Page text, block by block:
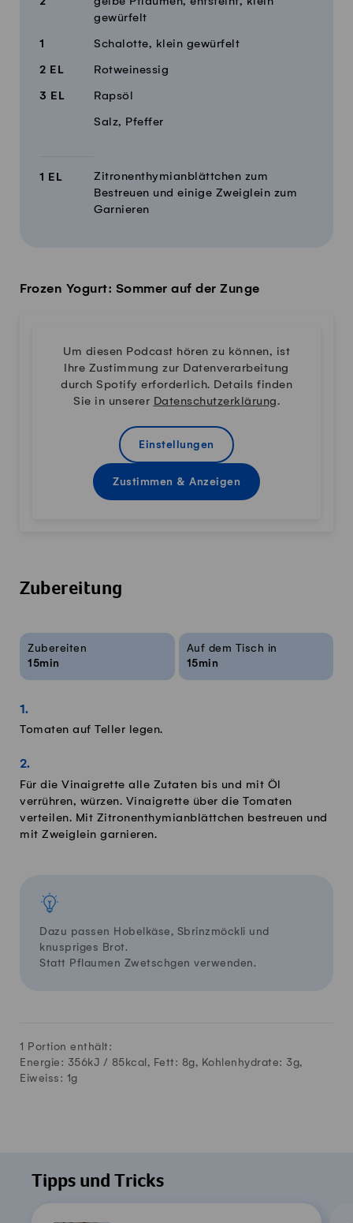
gewürfelt
1 Schalotte, klein gewürfelt
2 EL Rotweinessig
3 EL Rapsöl
Salz, Pfeffer
1 EL
Zitronenthymianblättchen zum
Bestreuen und einige Zweiglein zum
Garnieren
Frozen Yogurt: Sommer auf der Zunge
Um diesen Podcast hören zu können, ist
Ihre Zustimmung zur Datenverarbeitung
durch Spotify erforderlich. Details finden
Sie in unserer Datenschutzerklärung.
Einstellungen
Zustimmen & Anzeigen
Zubereitung
Rezeptinfos
Zubereiten
15min
Auf dem Tisch in
15min
Tomaten auf Teller legen.
Für die Vinaigrette alle Zutaten bis und mit Öl
verrühren, würzen. Vinaigrette über die Tomaten
verteilen. Mit Zitronenthymianblättchen bestreuen und
mit Zweiglein garnieren.
Dazu passen Hobelkäse, Sbrinzmöckli und
knuspriges Brot.
Statt Pflaumen Zwetschgen verwenden.
1 Portion enthält:
Energie: 356kJ / 85kcal, Fett: 8g, Kohlenhydrate: 3g,
Eiweiss: 1g
Tipps und Tricks